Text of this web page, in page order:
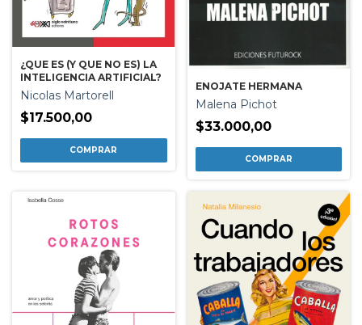
¿QUE ES (Y QUE NO ES) LA
INTELIGENCIA ARTIFICIAL?
Nicolas Martorell
$17.500,00
ENOJATE HERMANA
Malena Pichot
$33.000,00